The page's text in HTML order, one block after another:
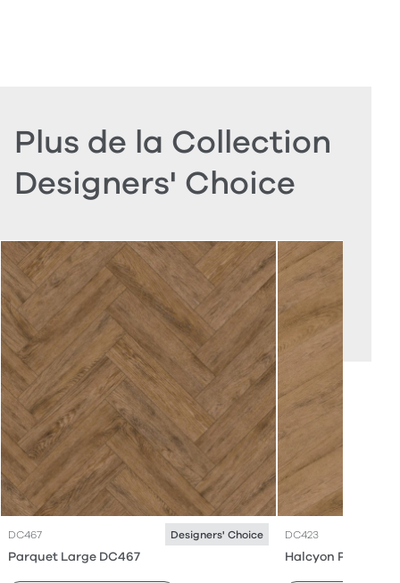
Plus de la Collection
Designers' Choice
DC467 Designers' Choice
Parquet Large DC467
DC423
Halcyon Pleat